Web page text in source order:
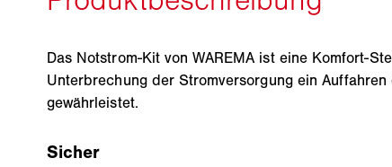
Das Notstrom-Kit von WAREMA ist eine Komfort-
Unterbrechung der Stromversorgung ein
gewährleistet.
Sicher